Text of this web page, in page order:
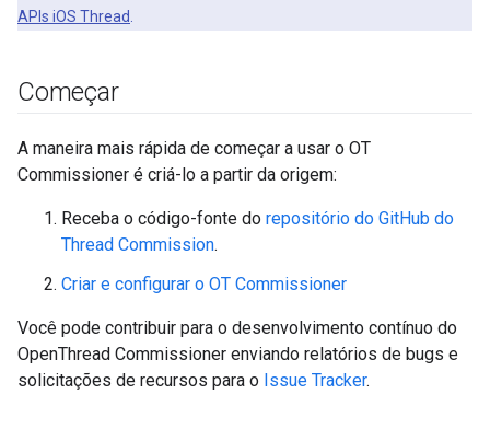
APIs iOS Thread
Começar
A maneira mais rápida de começar a usar o OT
Commissioner é criá-lo a partir da origem:
Receba o código-fonte do repositório do GitHub do
Thread Commission.
Criar e configurar o OT Commissioner
Você pode contribuir para o desenvolvimento contínuo do
OpenThread Commissioner enviando relatórios de bugs e
solicitações de recursos para o Issue Tracker.